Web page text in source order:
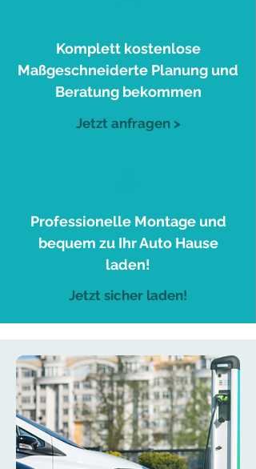
Komplett kostenlose
Maßgeschneiderte Planung und
Beratung bekommen
Jetzt anfragen >
Professionelle Montage und
bequem zu Ihr Auto Hause
laden!
Jetzt sicher laden!